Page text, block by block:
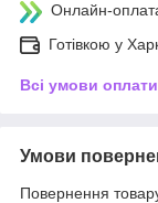
Онлайн-
Готівкою у
Всі умови оплати
Умови
Повернення